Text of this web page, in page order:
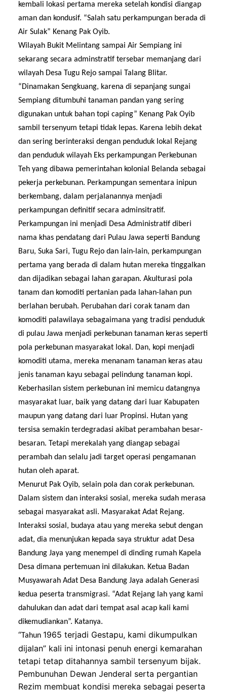
kembali lokasi pertama mereka setelah kondisi diangap
aman dan kondusif. “Salah satu perkampungan berada di
Air Sulak” Kenang Pak Oyib.
Wilayah Bukit Melintang sampai Air Sempiang ini
sekarang secara adminstratif tersebar memanjang dari
wilayah Desa Tugu Rejo sampai Talang Blitar.
“Dinamakan Sengkuang, karena di sepanjang sungai
Sempiang ditumbuhi tanaman pandan yang sering
digunakan untuk bahan topi caping” Kenang Pak Oyib
sambil tersenyum tetapi tidak lepas. Karena lebih dekat
dan sering berinteraksi dengan penduduk lokal Rejang
dan penduduk wilayah Eks perkampungan Perkebunan
Teh yang dibawa pemerintahan kolonial Belanda sebagai
pekerja perkebunan. Perkampungan sementara inipun
berkembang, dalam perjalanannya menjadi
perkampungan definitif secara adminsitratif.
Perkampungan ini menjadi Desa Administratif diberi
nama khas pendatang dari Pu au Jawa seperti Bandung
Baru, Suka Sari, Tugu Rejo dan lain-lain, perkampungan
pertama yang berada di dalam hutan mereka tinggalkan
dan dijadikan sebagai lahan garapan. Akulturasi pola
tanam dan komoditi pertanian pada lahan-lahan pun
berlahan berubah. Perubahan dari corak tanam dan
komoditi palawilaya sebagaimana yang tradisi penduduk
di pulau Jawa menjadi perkebunan tanaman keras seperti
pola perkebunan masyarakat lokal. Dan, kopi menjadi
komoditi utama, mereka menanam tanaman keras atau
jenis tanaman kayu sebagai pelindung tanaman kopi.
Keberhasilan sistem perkebunan ini memicu datangnya
masyarakat luar, baik yang datang dari luar Kabupaten
maupun yang datang dari luar Propinsi. Hutan yang
tersisa semakin terdegradasi akibat perambahan besar-
besaran. Tetapi merekalah yang diangap sebagai
perambah dan selalu jadi target operasi pengamanan
hutan oleh aparat.
Menurut Pak Oyib, selain pola dan corak perkebunan.
Dalam sistem dan interaksi sosial, mereka sudah merasa
sebagai masyarakat asli. Masyarakat Adat Rejang.
Interaksi sosial, budaya atau yang mereka sebut dengan
adat, dia menunjukan kepada saya struktur adat Desa
Bandung Jaya yang menempel di dinding rumah Kapela
Desa dimana pertemuan ini dilakukan. Ketua Badan
Musyawarah Adat Desa Bandung Jaya adalah Generasi
kedua peserta transmigrasi. “Adat Rejang lah yang kami
dahulukan dan adat dari tempat asal acap kali kami
dikemudiankan”. Katanya.
“Tahun 1965 terjadi Gestapu, kami dikumpulkan
dijalan” kali ini intonasi penuh energi kemarahan
tetapi tetap ditahannya sambil tersenyum bijak.
Pembunuhan Dewan Jenderal serta pergantian
Rezim membuat kondisi mereka sebagai peserta